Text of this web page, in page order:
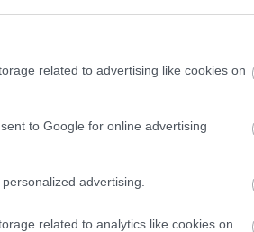
related to advertising like cookies on
to Google for online advertising
advertising.
related to analytics like cookies on
nemcsak intézményes
foglalkozik az ifjú
társulatokhoz.